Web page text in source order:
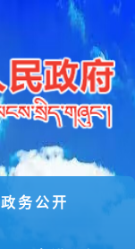
政务公开